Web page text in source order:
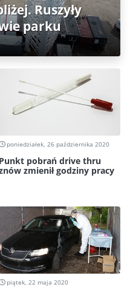
Ruszyły
parku
poniedziałek, 26 października 2020
Punkt pobrań drive thru
zmienił godziny pracy
piątek, 22 maja 2020